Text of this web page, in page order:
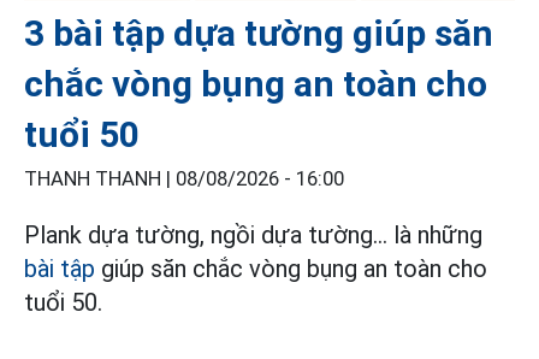
3 bài tập dựa tường giúp săn
chắc vòng bụng an toàn cho
tuổi 50
THANH THANH | 08/08/2026 - 16:00
Plank dựa tường, ngồi dựa tường... là những
bài tập giúp săn chắc vòng bụng an toàn cho
tuổi 50.